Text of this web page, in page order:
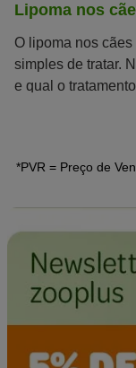
Lipoma nos
O lipoma nos
simples de tratar.
e qual o
*PVR = Preço de